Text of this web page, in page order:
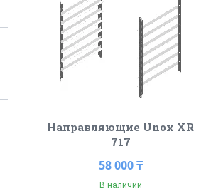
Направляющие Unox XR
717
58 000 ₸
В наличии